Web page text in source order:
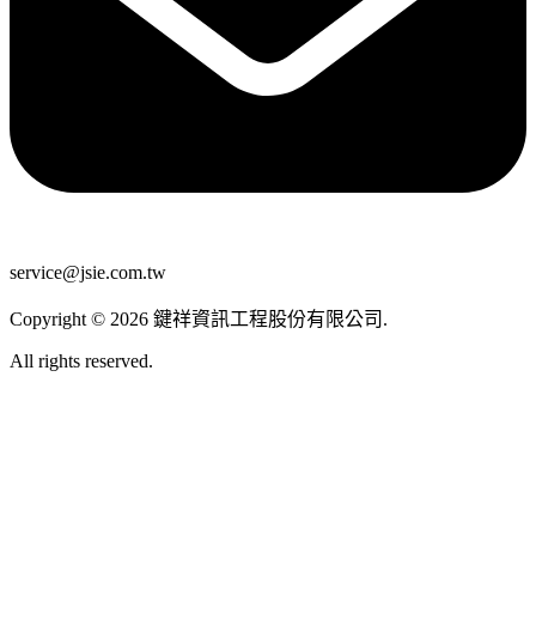
service@jsie.com.tw
Copyright © 2026 鍵祥資訊工程股份有限公司 .
All rights reserved.